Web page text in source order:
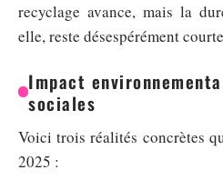
recyclage avance, mais la
elle, reste désespérément
Impact
sociales
Voici trois réalités concrètes
2025 :